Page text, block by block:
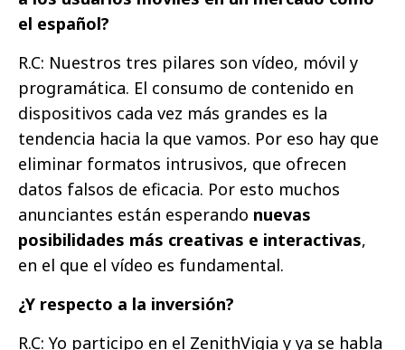
el español?
R.C: Nuestros tres pilares son vídeo, móvil y
programática. El consumo de contenido en
dispositivos cada vez más grandes es la
tendencia hacia la que vamos. Por eso hay que
eliminar formatos intrusivos, que ofrecen
datos falsos de eficacia. Por esto muchos
anunciantes están esperando nuevas
posibilidades más creativas e interactivas,
en el que el vídeo es fundamental.
¿Y respecto a la inversión?
R.C: Yo participo en el ZenithVigia y ya se habla